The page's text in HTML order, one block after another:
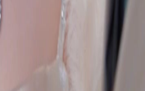
NETSTORY PTE. LTD.